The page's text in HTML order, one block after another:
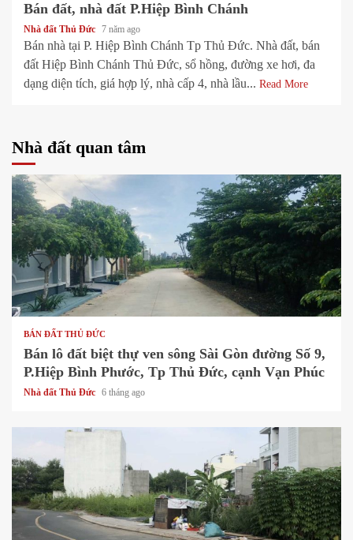
Bán đất, nhà đất P.Hiệp Bình Chánh
Nhà đất Thủ Đức 7 năm ago
Bán nhà tại P. Hiệp Bình Chánh Tp Thủ Đức. Nhà đất, bán
đất Hiệp Bình Chánh Thủ Đức, sổ hồng, đường xe hơi, đa
dạng diện tích, giá hợp lý, nhà cấp 4, nhà lầu... Read More
Nhà đất quan tâm
1 min read
BÁN ĐẤT THỦ ĐỨC
Bán lô đất biệt thự ven sông Sài Gòn đường Số 9,
P.Hiệp Bình Phước, Tp Thủ Đức, cạnh Vạn Phúc
Nhà đất Thủ Đức 6 tháng ago